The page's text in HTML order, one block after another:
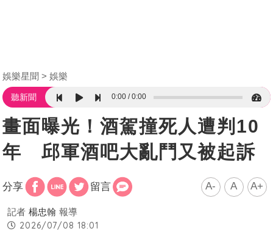
娛樂星聞 娛樂
聽新聞 0:00 0:00
畫面曝光！酒駕撞死人遭判10
年 邱軍酒吧大亂鬥又被起訴
分享 留言 A- A A+
記者 楊忠翰 報導
2026/07/08 18:01